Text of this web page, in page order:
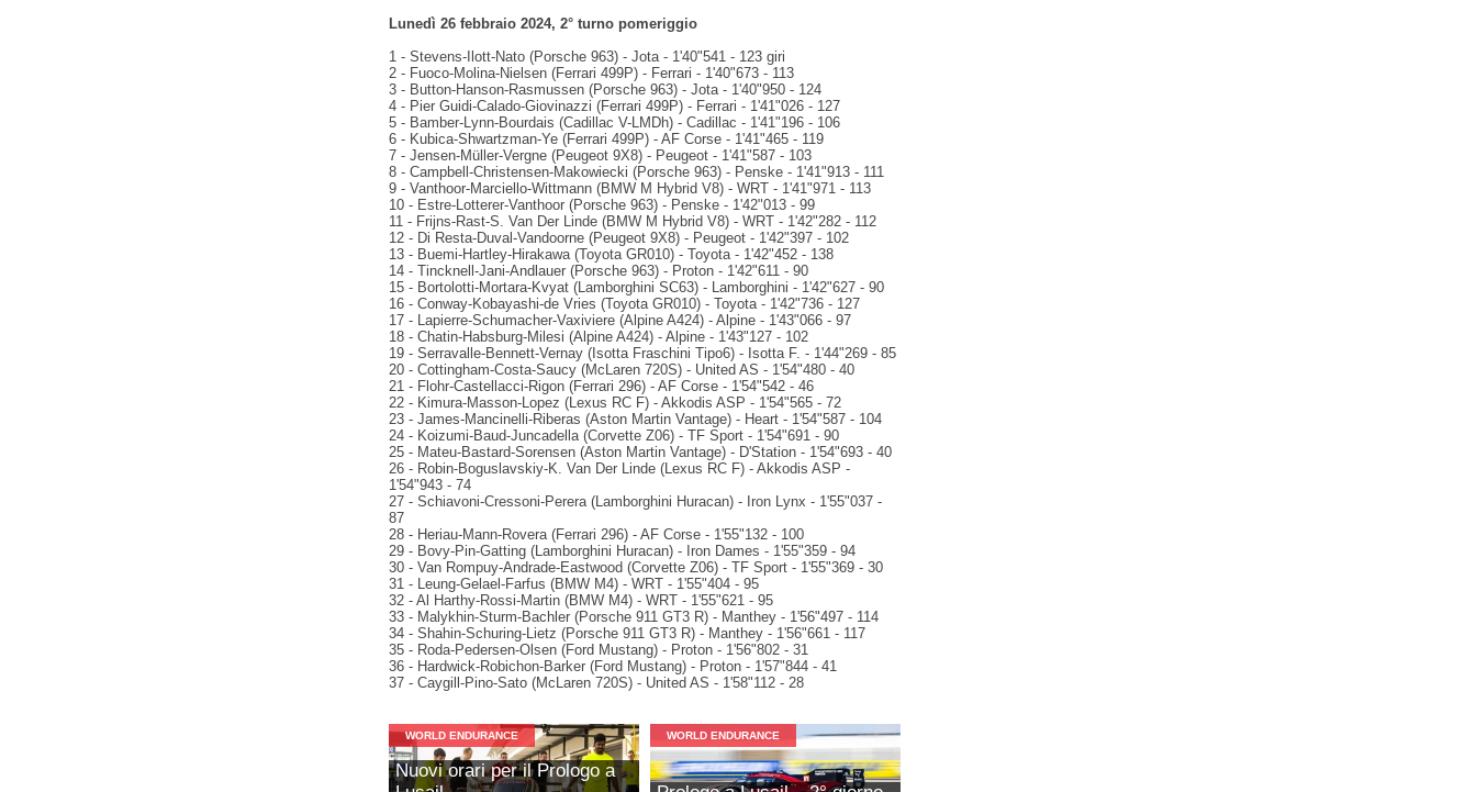
Lunedì 26 febbraio 2024, 2° turno pomeriggio
1 - Stevens-Ilott-Nato (Porsche 963) - Jota - 1'40"541 - 123 giri
2 - Fuoco-Molina-Nielsen (Ferrari 499P) - Ferrari - 1'40"673 - 113
3 - Button-Hanson-Rasmussen (Porsche 963) - Jota - 1'40"950 - 124
4 - Pier Guidi-Calado-Giovinazzi (Ferrari 499P) - Ferrari - 1'41"026 - 127
5 - Bamber-Lynn-Bourdais (Cadillac V-LMDh) - Cadillac - 1'41"196 - 106
6 - Kubica-Shwartzman-Ye (Ferrari 499P) - AF Corse - 1'41"465 - 119
7 - Jensen-Müller-Vergne (Peugeot 9X8) - Peugeot - 1'41"587 - 103
8 - Campbell-Christensen-Makowiecki (Porsche 963) - Penske - 1'41"913 - 111
9 - Vanthoor-Marciello-Wittmann (BMW M Hybrid V8) - WRT - 1'41"971 - 113
10 - Estre-Lotterer-Vanthoor (Porsche 963) - Penske - 1'42"013 - 99
11 - Frijns-Rast-S. Van Der Linde (BMW M Hybrid V8) - WRT - 1'42"282 - 112
12 - Di Resta-Duval-Vandoorne (Peugeot 9X8) - Peugeot - 1'42"397 - 102
13 - Buemi-Hartley-Hirakawa (Toyota GR010) - Toyota - 1'42"452 - 138
14 - Tincknell-Jani-Andlauer (Porsche 963) - Proton - 1'42"611 - 90
15 - Bortolotti-Mortara-Kvyat (Lamborghini SC63) - Lamborghini - 1'42"627 - 90
16 - Conway-Kobayashi-de Vries (Toyota GR010) - Toyota - 1'42"736 - 127
17 - Lapierre-Schumacher-Vaxiviere (Alpine A424) - Alpine - 1'43"066 - 97
18 - Chatin-Habsburg-Milesi (Alpine A424) - Alpine - 1'43"127 - 102
19 - Serravalle-Bennett-Vernay (Isotta Fraschini Tipo6) - Isotta F. - 1'44"269 - 85
20 - Cottingham-Costa-Saucy (McLaren 720S) - United AS - 1'54"480 - 40
21 - Flohr-Castellacci-Rigon (Ferrari 296) - AF Corse - 1'54"542 - 46
22 - Kimura-Masson-Lopez (Lexus RC F) - Akkodis ASP - 1'54"565 - 72
23 - James-Mancinelli-Riberas (Aston Martin Vantage) - Heart - 1'54"587 - 104
24 - Koizumi-Baud-Juncadella (Corvette Z06) - TF Sport - 1'54"691 - 90
25 - Mateu-Bastard-Sorensen (Aston Martin Vantage) - D'Station - 1'54"693 - 40
26 - Robin-Boguslavskiy-K. Van Der Linde (Lexus RC F) - Akkodis ASP -
1'54"943 - 74
27 - Schiavoni-Cressoni-Perera (Lamborghini Huracan) - Iron Lynx - 1'55"037 -
87
28 - Heriau-Mann-Rovera (Ferrari 296) - AF Corse - 1'55"132 - 100
29 - Bovy-Pin-Gatting (Lamborghini Huracan) - Iron Dames - 1'55"359 - 94
30 - Van Rompuy-Andrade-Eastwood (Corvette Z06) - TF Sport - 1'55"369 - 30
31 - Leung-Gelael-Farfus (BMW M4) - WRT - 1'55"404 - 95
32 - Al Harthy-Rossi-Martin (BMW M4) - WRT - 1'55"621 - 95
33 - Malykhin-Sturm-Bachler (Porsche 911 GT3 R) - Manthey - 1'56"497 - 114
34 - Shahin-Schuring-Lietz (Porsche 911 GT3 R) - Manthey - 1'56"661 - 117
35 - Roda-Pedersen-Olsen (Ford Mustang) - Proton - 1'56"802 - 31
36 - Hardwick-Robichon-Barker (Ford Mustang) - Proton - 1'57"844 - 41
37 - Caygill-Pino-Sato (McLaren 720S) - United AS - 1'58"112 - 28
WORLD ENDURANCE
Nuovi orari per il Prologo a
WORLD ENDURANCE